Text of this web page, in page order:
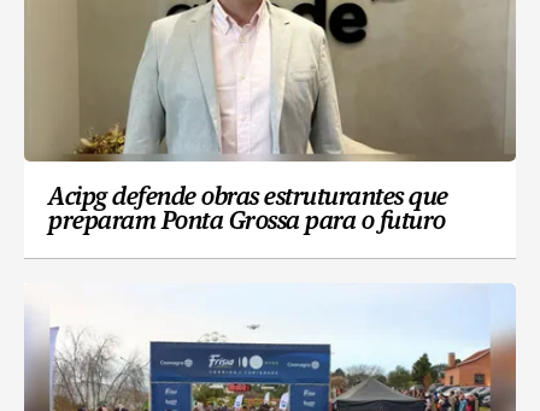
Acipg defende obras estruturantes que
preparam Ponta Grossa para o futuro